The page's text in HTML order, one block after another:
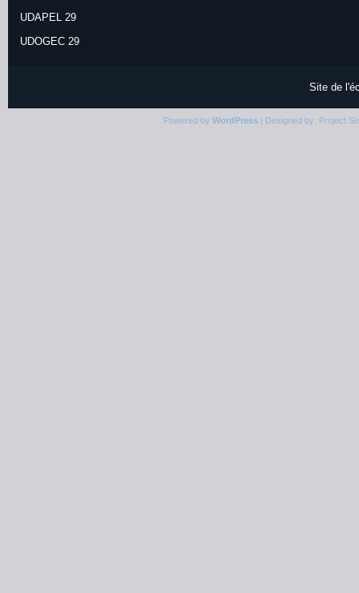
UDAPEL 29
UDOGEC 29
Site de
Powered by WordPress| Designed by: Project